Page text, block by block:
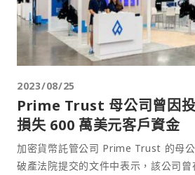
2023/08/25
Prime Trust 母公司曾因
損失 600 萬美元客戶資金
加密貨幣託管公司 Prime Trust 的母
破產法院提交的文件中表示，該公司